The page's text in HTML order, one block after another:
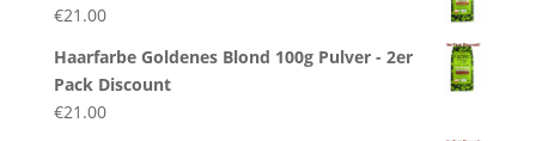
€21.00
Haarfarbe Goldenes Blond 100g Pulver - 2er
Pack Discount
€21.00